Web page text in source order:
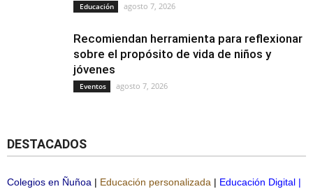
Educación agosto 7, 2026
Recomiendan herramienta para reflexionar
sobre el propósito de vida de niños y
jóvenes
Eventos agosto 7, 2026
DESTACADOS
Colegios en Ñuñoa | Educación personalizada | Educación Digital |